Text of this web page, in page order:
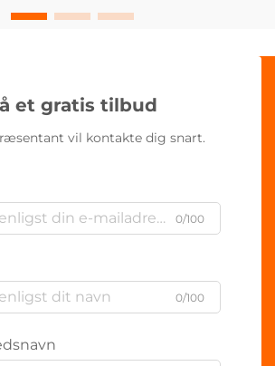
et gratis tilbud
vil kontakte dig snart.
0/100
0/100